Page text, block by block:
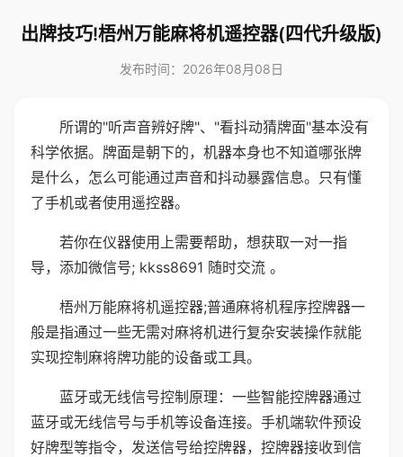
出牌技巧!梧州万能麻将机遥控器(四代升级版)
发布时间：2026年08月08日
所谓的"听声音辨好牌"、"看抖动猜牌面"基本没有
科学依据。牌面是朝下的，机器本身也不知道哪张牌
是什么，怎么可能通过声音和抖动暴露信息。只有懂
了手机或者使用遥控器。
若你在仪器使用上需要帮助，想获取一对一指
导，添加微信号; kkss8691 随时交流 。
梧州万能麻将机遥控器;普通麻将机程序控牌器一
般是指通过一些无需对麻将机进行复杂安装操作就能
实现控制麻将牌功能的设备或工具。
蓝牙或无线信号控制原理：一些智能控牌器通过
蓝牙或无线信号与手机等设备连接。手机端软件预设
好牌型等指令，发送信号给控牌器，控牌器接收到信